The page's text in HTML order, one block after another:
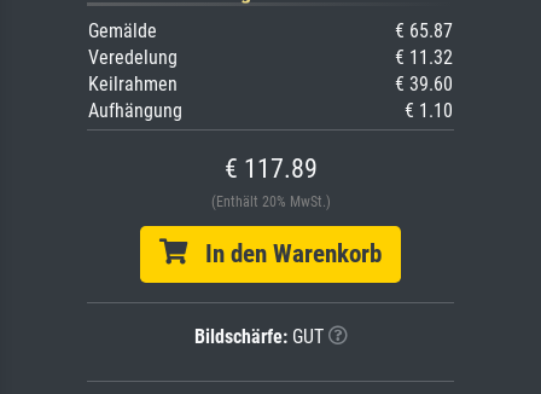
Gemälde
€ 65.87
Veredelung
€ 11.32
Keilrahmen
€ 39.60
Aufhängung
€ 1.10
€ 117.89
(Enthält 20% MwSt.)
In den Warenkorb
Bildschärfe:GUT